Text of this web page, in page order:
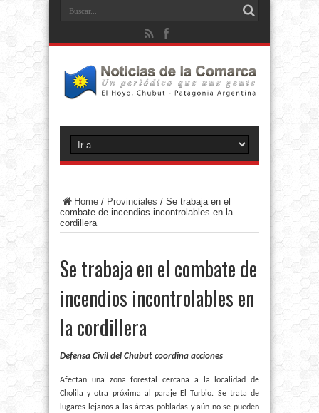
Home / Provinciales / Se trabaja en el
combate de incendios incontrolables en la
cordillera
Se trabaja en el combate de
incendios incontrolables en
la cordillera
Defensa Civil del Chubut coordina acciones
Afectan una zona forestal cercana a la localidad de
Cholila y otra próxima al paraje El Turbio. Se trata de
lugares lejanos a las áreas pobladas y aún no se pueden